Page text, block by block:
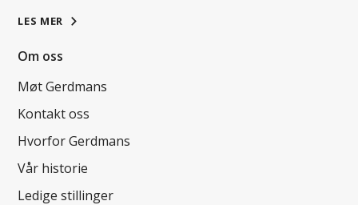
LES MER
Om oss
Møt Gerdmans
Kontakt oss
Hvorfor Gerdmans
Vår historie
Ledige stillinger